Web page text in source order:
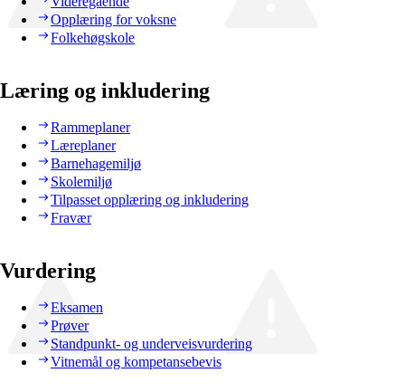
Opplæring for voksne
Folkehøgskole
Læring og inkludering
Rammeplaner
Læreplaner
Barnehagemiljø
Skolemiljø
Tilpasset opplæring og inkludering
Fravær
Vurdering
Eksamen
Prøver
Standpunkt- og underveisvurdering
Vitnemål og kompetansebevis